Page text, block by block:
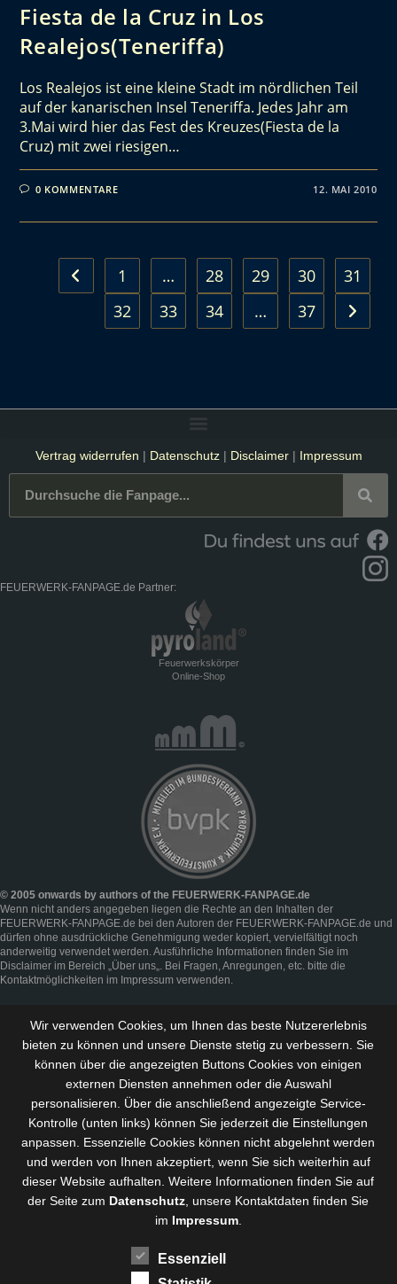
Fiesta de la Cruz in Los
Realejos(Teneriffa)
Los Realejos ist eine kleine Stadt im nördlichen Teil
auf der kanarischen Insel Teneriffa. Jedes Jahr am
3.Mai wird hier das Fest des Kreuzes(Fiesta de la
Cruz) mit zwei riesigen…
0 KOMMENTARE 12. MAI 2010
1 … 28 29 30
31
32
33 34 … 37
Vertrag widerrufen | Datenschutz| Disclaimer| Impressum
FEUERWERK-FANPAGE.de Partner:
Feuerwerkskörper
Online-Shop
© 2005 onwards by authors of the FEUERWERK-FANPAGE.de
Wenn nicht anders angegeben liegen die Rechte an den Inhalten der
FEUERWERK-FANPAGE.de bei den Autoren der FEUERWERK-FANPAGE.de und
dürfen ohne ausdrückliche Genehmigung weder kopiert, vervielfältigt noch
anderweitig verwendet werden. Ausführliche Informationen finden Sie im
Disclaimer im Bereich „Über uns„. Bei Fragen, Anregungen, etc. bitte die
Kontaktmöglichkeiten im Impressum verwenden.
Wir verwenden Cookies, um Ihnen das beste Nutzererlebnis
bieten zu können und unsere Dienste stetig zu verbessern . Sie
können über die angezeigten Buttons Cookies von einigen
externen Diensten annehmen oder die Auswahl
personalisieren. Über die anschließend angezeigte Service-
Kontrolle (unten links) können Sie jederzeit die Einstellungen
anpassen. Essenzielle Cookies können nicht abgelehnt werden
und werden von Ihnen akzeptiert, wenn Sie sich weiterhin auf
dieser Website aufhalten. Weitere Informationen finden Sie auf
der Seite zum Datenschutz , unsere Kontaktdaten finden Sie
im Impressum.
Essenziell